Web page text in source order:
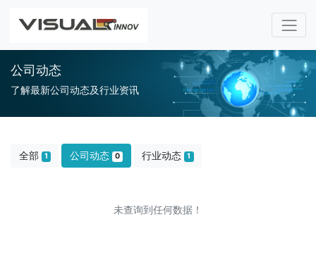
公司动态
了解最新公司动态及行业资讯
全部 1 公司动态 0 行业动态 1
未查询到任何数据！